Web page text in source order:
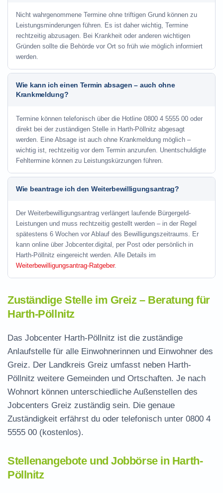
Nicht wahrgenommene Termine ohne triftigen Grund können zu
Leistungsminderungen führen. Es ist daher wichtig, Termine
rechtzeitig abzusagen. Bei Krankheit oder anderen wichtigen
Gründen sollte die Behörde vor Ort so früh wie möglich informiert
werden.
Wie kann ich einen Termin absagen – auch ohne
Krankmeldung?
Termine können telefonisch über die Hotline 0800 4 5555 00 oder
direkt bei der zuständigen Stelle in Harth-Pöllnitz abgesagt
werden. Eine Absage ist auch ohne Krankmeldung möglich –
wichtig ist, rechtzeitig vor dem Termin anzurufen. Unentschuldigte
Fehltermine können zu Leistungskürzungen führen.
Wie beantrage ich den Weiterbewilligungsantrag?
Der Weiterbewilligungsantrag verlängert laufende Bürgergeld-
Leistungen und muss rechtzeitig gestellt werden – in der Regel
spätestens 6 Wochen vor Ablauf des Bewilligungszeitraums. Er
kann online über Jobcenter.digital, per Post oder persönlich in
Harth-Pöllnitz eingereicht werden. Alle Details im
Weiterbewilligungsantrag-Ratgeber.
Zuständige Stelle im Greiz – Beratung für
Harth-Pöllnitz
Das Jobcenter Harth-Pöllnitz ist die zuständige
Anlaufstelle für alle Einwohnerinnen und Einwohner des
Greiz. Der Landkreis Greiz umfasst neben Harth-
Pöllnitz weitere Gemeinden und Ortschaften. Je nach
Wohnort können unterschiedliche Außenstellen des
Jobcenters Greiz zuständig sein. Die genaue
Zuständigkeit erfährst du oder telefonisch unter 0800 4
5555 00 (kostenlos).
Stellenangebote und Jobbörse in Harth-
Pöllnitz